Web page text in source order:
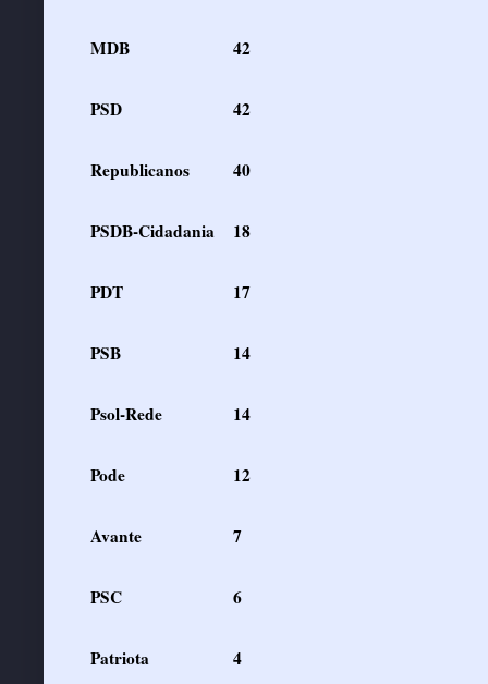
MDB 42
PSD 42
Republicanos 40
PSDB-Cidadania 18
PDT 17
PSB 14
Psol-Rede 14
Pode 12
Avante 7
PSC 6
Patriota 4